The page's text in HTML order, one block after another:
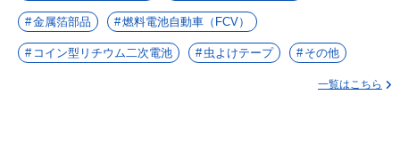
金属箔部品 燃料電池自動車（FCV）
コイン型リチウム二次電池 虫よけテープ その他
一覧はこちら